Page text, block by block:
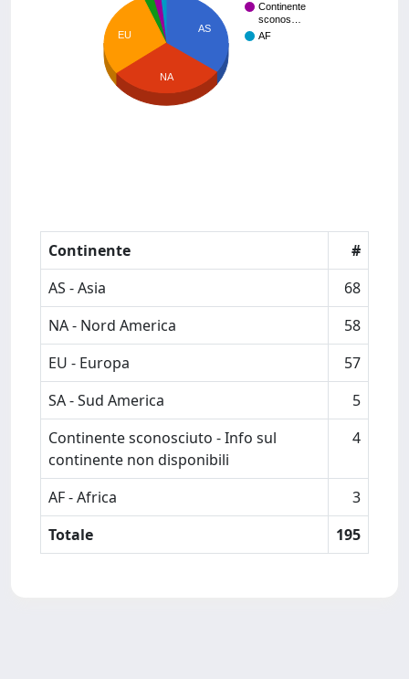
Continente
sconos…
AF
AS
EU
NA
Continente
#
AS - Asia
68
NA - Nord America
58
EU - Europa
57
SA - Sud America
5
Continente sconosciuto - Info sul
continente non disponibili
4
AF - Africa
3
Totale
195